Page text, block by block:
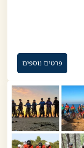
פרטים נוספים